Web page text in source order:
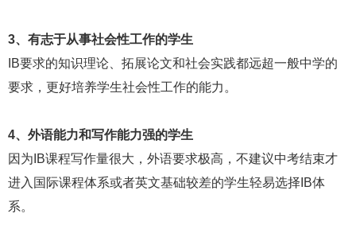
3、有志于从事社会性工作的学生
IB要求的知识理论、拓展论文和社会实践都远超一般中学的
要求，更好培养学生社会性工作的能力。
4、外语能力和写作能力强的学生
因为IB课程写作量很大，外语要求极高，不建议中考结束才
进入国际课程体系或者英文基础较差的学生轻易选择IB体
系。